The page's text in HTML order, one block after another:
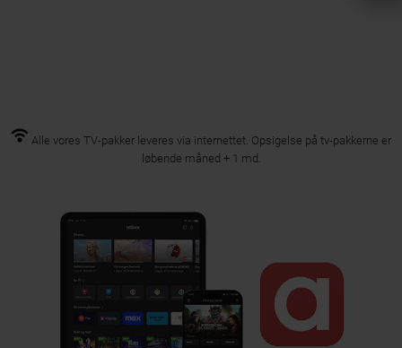
Alle vores TV-pakker leveres via internettet. Opsigelse på tv-pakkerne er
løbende måned + 1 md.